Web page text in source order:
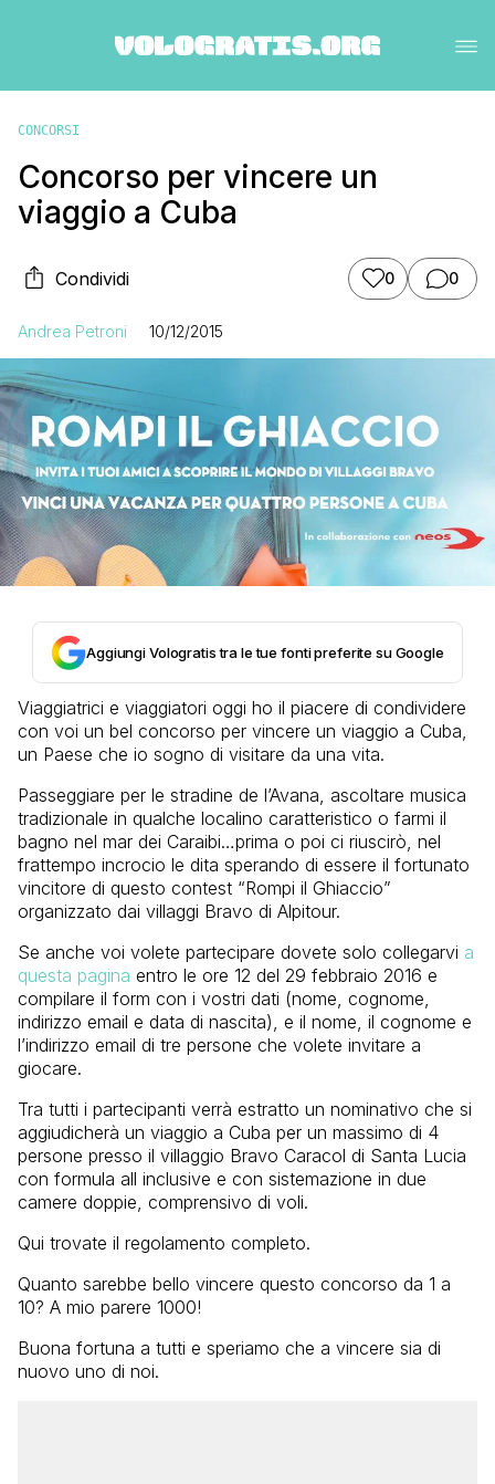
CONCORSI
Concorso per vincere un
viaggio a Cuba
Condividi 0 0
Andrea Petroni 10/12/2015
Aggiungi Vologratis tra le tue fonti preferite su Google
Viaggiatrici e viaggiatori oggi ho il piacere di condividere
con voi un bel concorso per vincere un viaggio a Cuba,
un Paese che io sogno di visitare da una vita.
Passeggiare per le stradine de l’Avana, ascoltare musica
tradizionale in qualche localino caratteristico o farmi il
bagno nel mar dei Caraibi…prima o poi ci riuscirò, nel
frattempo incrocio le dita sperando di essere il fortunato
vincitore di questo contest “Rompi il Ghiaccio”
organizzato dai villaggi Bravo di Alpitour.
Se anche voi volete partecipare dovete solo collegarvi a
questa pagina entro le ore 12 del 29 febbraio 2016 e
compilare il form con i vostri dati (nome, cognome,
indirizzo email e data di nascita), e il nome, il cognome e
l’indirizzo email di tre persone che volete invitare a
giocare.
Tra tutti i partecipanti verrà estratto un nominativo che si
aggiudicherà un viaggio a Cuba per un massimo di 4
persone presso il villaggio Bravo Caracol di Santa Lucia
con formula all inclusive e con sistemazione in due
camere doppie, comprensivo di voli.
Qui trovate il regolamento completo.
Quanto sarebbe bello vincere questo concorso da 1 a
10? A mio parere 1000!
Buona fortuna a tutti e speriamo che a vincere sia di
nuovo uno di noi.